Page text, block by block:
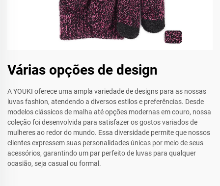
Várias opções de design
A YOUKI oferece uma ampla variedade de designs para as nossas
luvas fashion, atendendo a diversos estilos e preferências. Desde
modelos clássicos de malha até opções modernas em couro, nossa
coleção foi desenvolvida para satisfazer os gostos variados de
mulheres ao redor do mundo. Essa diversidade permite que nossos
clientes expressem suas personalidades únicas por meio de seus
acessórios, garantindo um par perfeito de luvas para qualquer
ocasião, seja casual ou formal.